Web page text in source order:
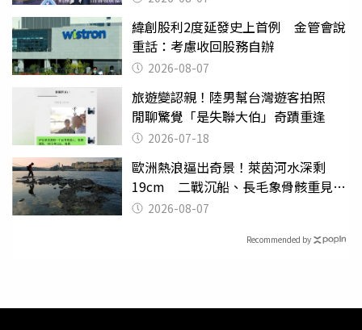
緯創股利2度延發史上首例 金管會說
重話：考慮收回股務自辦
2026-08-07
旅遊變認親！陸男幫台灣遊客拍照
閒聊驚覺「是失聯大伯」奇蹟重逢
2026-07-18
歐洲熱浪逼出奇景！萊茵河水深剩
19cm 二戰沉船、長毛象骨骸重見天
日 2026-08-07
Recommended by